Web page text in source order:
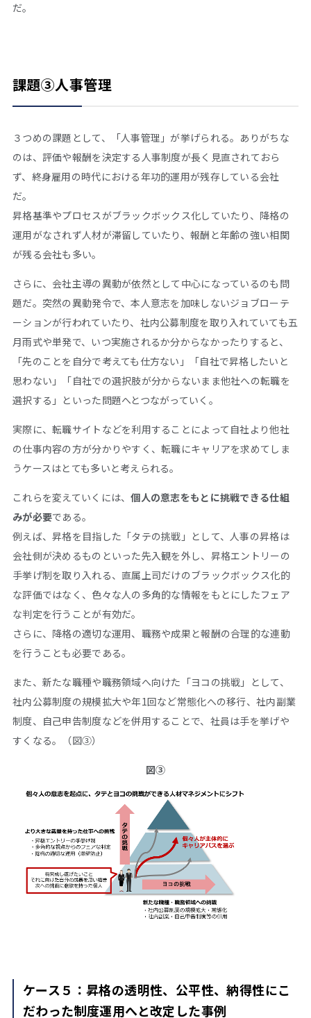
だ。
課題③人事管理
３つめの課題として、「人事管理」が挙げられる。ありがちな
のは、評価や報酬を決定する人事制度が長く見直されておら
ず、終身雇用の時代における年功的運用が残存している会社
だ。
昇格基準やプロセスがブラックボックス化していたり、降格の
運用がなされず人材が滞留していたり、報酬と年齢の強い相関
が残る会社も多い。
さらに、会社主導の異動が依然として中心になっているのも問
題だ。突然の異動発令で、本人意志を加味しないジョブローテ
ーションが行われていたり、社内公募制度を取り入れていても五
月雨式や単発で、いつ実施されるか分からなかったりすると、
「先のことを自分で考えても仕方ない」「自社で昇格したいと
思わない」「自社での選択肢が分からないまま他社への転職を
選択する」といった問題へとつながっていく。
実際に、転職サイトなどを利用することによって自社より他社
の仕事内容の方が分かりやすく、転職にキャリアを求めてしま
うケースはとても多いと考えられる。
これらを変えていくには、個人の意志をもとに挑戦できる仕組
みが必要である。
例えば、昇格を目指した「タテの挑戦」として、人事の昇格は
会社側が決めるものといった先入観を外し、昇格エントリーの
手挙げ制を取り入れる、直属上司だけのブラックボックス化的
な評価ではなく、色々な人の多角的な情報をもとにしたフェア
な判定を行うことが有効だ。
さらに、降格の適切な運用、職務や成果と報酬の合理的な連動
を行うことも必要である。
また、新たな職種や職務領域へ向けた「ヨコの挑戦」として、
社内公募制度の規模拡大や年1回など常態化への移行、社内副業
制度、自己申告制度などを併用することで、社員は手を挙げや
すくなる。（図③）
図③
ケース５：昇格の透明性、公平性、納得性にこ
だわった制度運用へと改定した事例